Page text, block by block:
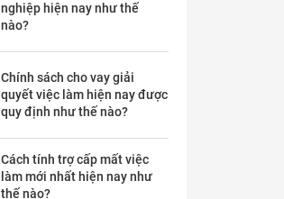
nghiệp hiện nay như thế
nào?
Chính sách cho vay giải
quyết việc làm hiện nay được
quy định như thế nào?
Cách tính trợ cấp mất việc
làm mới nhất hiện nay như
thế nào?